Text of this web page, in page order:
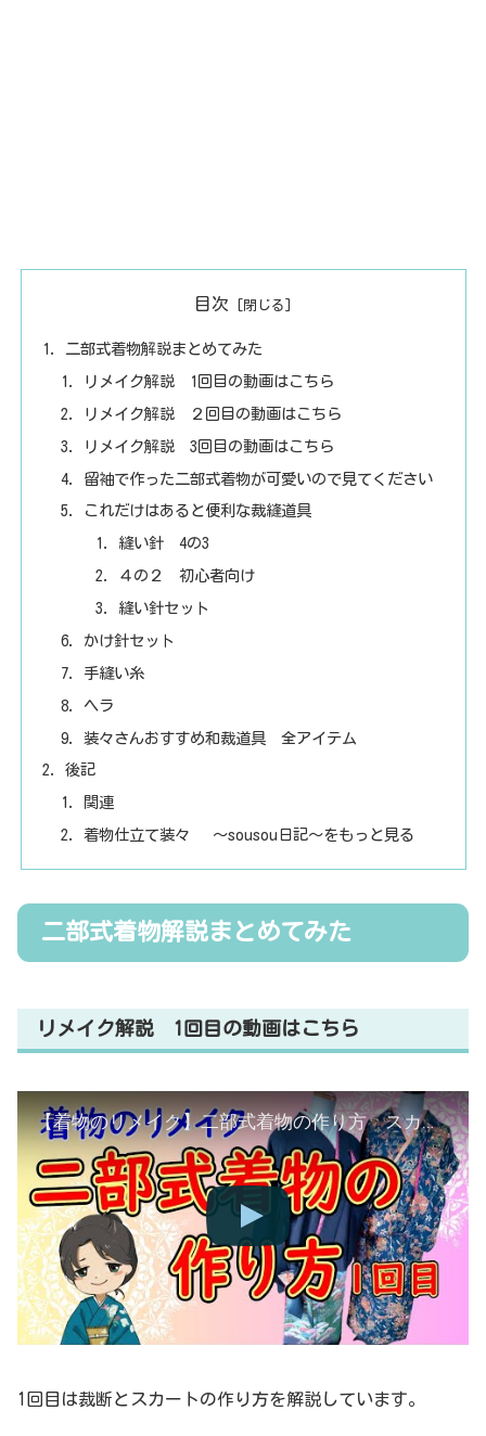
目次
二部式着物解説まとめてみた
リメイク解説 1回目の動画はこちら
リメイク解説 ２回目の動画はこちら
リメイク解説 3回目の動画はこちら
留袖で作った二部式着物が可愛いので見てください
これだけはあると便利な裁縫道具
縫い針 4の3
４の２ 初心者向け
縫い針セット
かけ針セット
手縫い糸
ヘラ
装々さんおすすめ和裁道具 全アイテム
後記
関連
着物仕立て装々 ～sousou日記～をもっと見る
二部式着物解説まとめてみた
リメイク解説 1回目の動画はこちら
【着物のリメイク】二部式着物の作り方 スカート編 和裁士が詳しく解説します
1回目は裁断とスカートの作り方を解説しています。